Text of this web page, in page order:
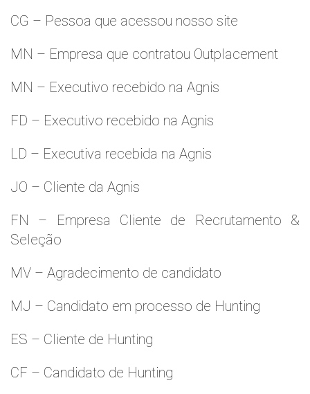
CG – Pessoa que acessou nosso site
MN – Empresa que contratou Outplacement
MN – Executivo recebido na Agnis
FD – Executivo recebido na Agnis
LD – Executiva recebida na Agnis
JO – Cliente da Agnis
FN – Empresa Cliente de Recrutamento &
Seleção
MV – Agradecimento de candidato
MJ – Candidato em processo de Hunting
ES – Cliente de Hunting
CF – Candidato de Hunting